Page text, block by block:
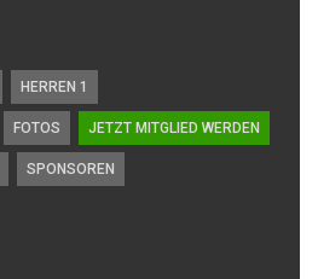
HERREN 1
FOTOS JETZT MITGLIED WERDEN
SPONSOREN